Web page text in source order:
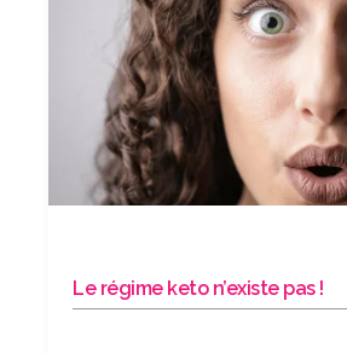
Le régime keto n’existe pas !